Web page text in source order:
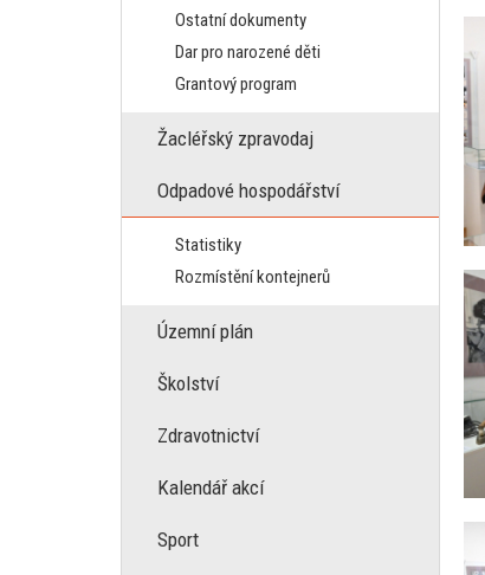
Ostatní dokumenty
Dar pro narozené děti
Grantový program
Žacléřský zpravodaj
Odpadové hospodářství
Statistiky
Rozmístění kontejnerů
Územní plán
Školství
Zdravotnictví
Kalendář akcí
Sport